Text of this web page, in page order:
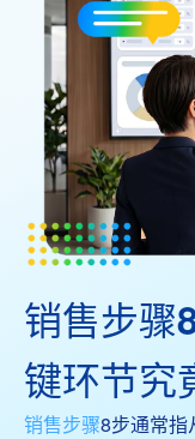
销售步骤
键环节究
销售步骤8步通常指